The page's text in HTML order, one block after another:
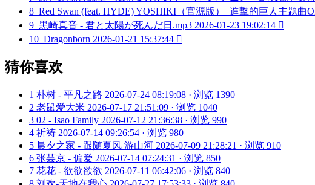
8 Red Swan (feat. HYDE) YOSHIKI（官源版）_進撃的巨人主题曲
9 黒崎真音 - 君と太陽が死んだ日.mp3 2026-01-23 19:02:14 
10 Dragonborn 2026-01-21 15:37:44 
猜你喜欢
1 朴树 - 平凡之路 2026-07-24 08:19:08 · 浏览 1390
2 老鼠爱大米 2026-07-17 21:51:09 · 浏览 1040
3 02 - Isao Family 2026-07-12 21:36:38 · 浏览 990
4 祈祷 2026-07-14 09:26:54 · 浏览 980
5 晨夕之家 - 跟随夏风 游山河 2026-07-09 21:28:21 · 浏览 910
6 张芸京 - 偏爱 2026-07-14 07:24:31 · 浏览 850
7 花花 - 欲欲欲欲 2026-07-11 06:42:06 · 浏览 840